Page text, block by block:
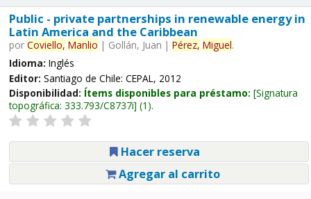
Public - private partnerships in renewable energy in
Latin America and the Caribbean
por Coviello, Manlio | Gollán, Juan | Pérez, Miguel.
Idioma: Inglés
Editor: Santiago de Chile: CEPAL, 2012
Disponibilidad: Ítems disponibles para préstamo: Signatura
topográfica: 333.793/C8737i (1).
Hacer reserva
Agregar al carrito